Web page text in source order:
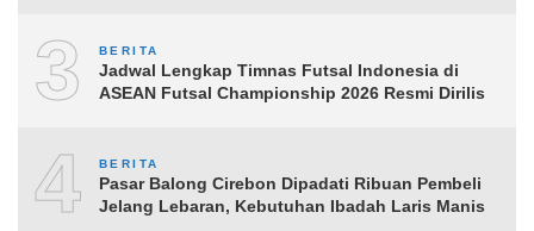
3 BERITA
Jadwal Lengkap Timnas Futsal Indonesia di
ASEAN Futsal Championship 2026 Resmi Dirilis
4 BERITA
Pasar Balong Cirebon Dipadati Ribuan Pembeli
Jelang Lebaran, Kebutuhan Ibadah Laris Manis